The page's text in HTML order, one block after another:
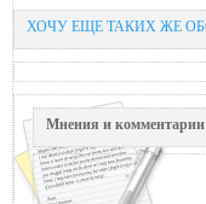
ХОЧУ ЕЩЕ ТАКИХ ЖЕ
Мнения и комментарии